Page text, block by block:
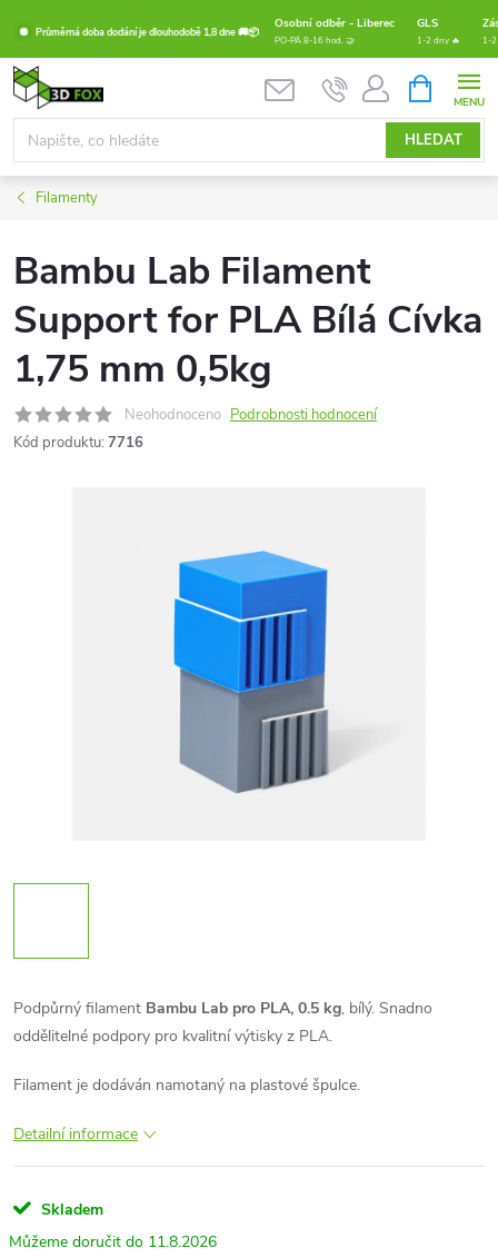
obsah
Průměrná doba dodání je dlouhodobě 1,8 dne 🚚📦
Osobní odběr - Liberec GLS
PO-PÁ 8-16 hod. 🤝 1-2 dny 🔥 1-
HLEDAT
NÁKUPNÍ
KOŠÍK
Filamenty
Bambu Lab Filament
Support for PLA Bílá Cívka
1,75 mm 0,5kg
Neohodnoceno Podrobnosti hodnocení
Kód produktu: 7716
Podpůrný filament Bambu Lab pro PLA, 0.5 kg, bílý. Snadno
oddělitelné podpory pro kvalitní výtisky z PLA.
Filament je dodáván namotaný na plastové špulce.
Detailní informace
Skladem
11.8.2026